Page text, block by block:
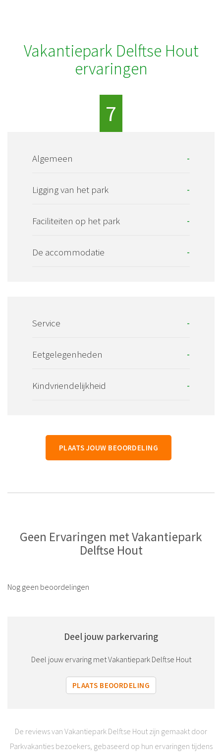
Vakantiepark Delftse Hout
ervaringen
7
Algemeen -
Ligging van het park -
Faciliteiten op het park -
De accommodatie -
Service -
Eetgelegenheden -
Kindvriendelijkheid -
PLAATS JOUW BEOORDELING
Geen Ervaringen met Vakantiepark
Delftse Hout
Nog geen beoordelingen
Deel jouw parkervaring
Deel jouw ervaring met Vakantiepark Delftse Hout
PLAATS BEOORDELING
De reviews van Vakantiepark Delftse Hout zijn gemaakt door
Parkvakanties bezoekers, gebaseerd op hun ervaringen tijdens